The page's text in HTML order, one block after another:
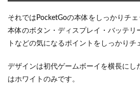
それではPocketGoの本体をしっかりチェ
本体のボタン・ディスプレイ・バッテリ
トなどの気になるポイントをしっかりチ
デザインは初代ゲームボーイを横長にし
はホワイトのみです。